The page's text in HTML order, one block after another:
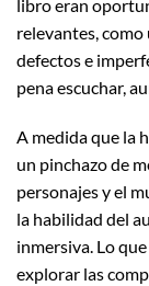
libro eran
relevantes,
defectos e
pena escuchar,
A medida que la
un pinchazo de
personajes y el
la habilidad del
inmersiva. Lo
explorar las